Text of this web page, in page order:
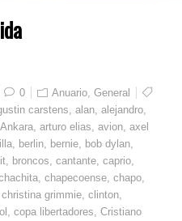
0 Anuario ,General
carstens ,alan ,alejandro
,Ankara ,arturo elias ,avion ,axel
berlin bernie bob dylan
broncos ,cantante ,caprio
,chapecoense ,chapo
,christina grimmie ,clinton
,copa libertadores ,Cristiano